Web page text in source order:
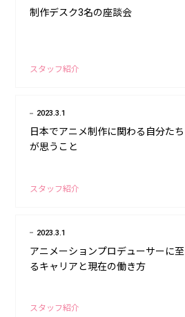
制作デスク3名の座談会
スタッフ紹介
2023.3.1
日本でアニメ制作に関わる自分たち
が思うこと
スタッフ紹介
2023.3.1
アニメーションプロデューサーに至
るキャリアと現在の働き方
スタッフ紹介